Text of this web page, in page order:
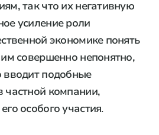
так что их негативную
усиление роли
экономике понять
совершенно непонятно,
вводит подобные
частной компании,
особого участия.